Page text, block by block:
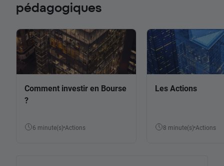
pédagogiques
Comment investir en Bourse
?
6 minute(s) Actions
Les Actions
8 minute(s) Actions